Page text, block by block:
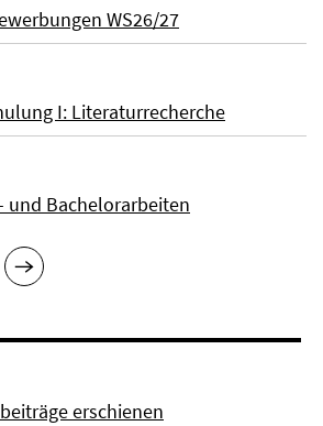
WS26/27
I: Literaturrecherche
und Bachelorarbeiten
erschienen